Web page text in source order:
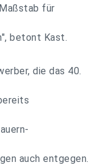
für
betont Kast.
die das 40.
auch entgegen.